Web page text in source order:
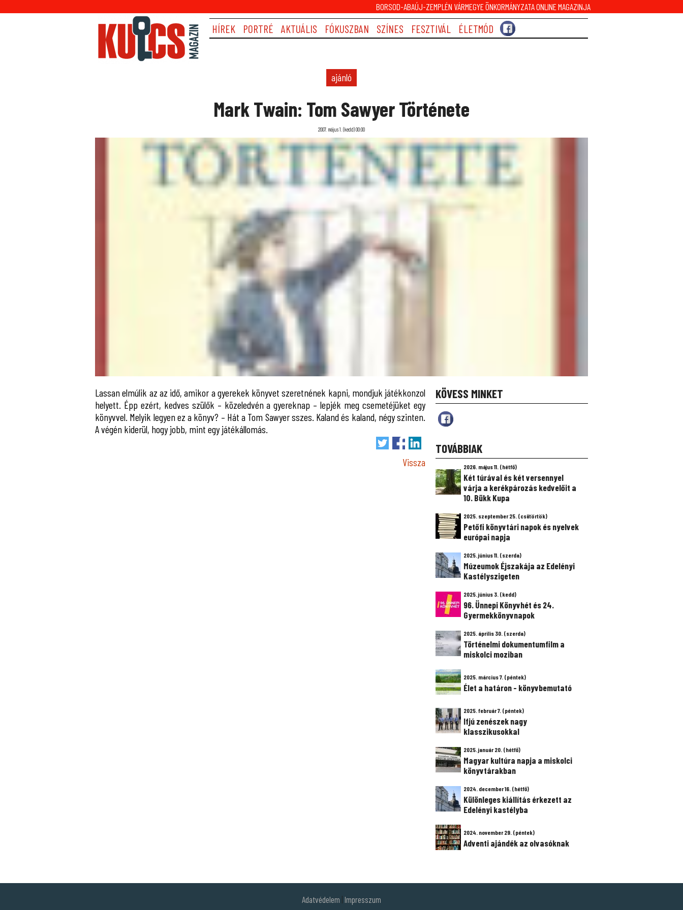
BORSOD-ABAÚJ-ZEMPLÉN VÁRMEGYE ÖNKORMÁNYZATA ONLINE MAGAZINJA
HÍREK PORTRÉ AKTUÁLIS FÓKUSZBAN SZÍNES FESZTIVÁL ÉLETMÓD
ajánló
Mark Twain: Tom Sawyer Története
2007. május 1. (kedd) 00:00
Lassan elmúlik az az idő, amikor a gyerekek könyvet szeretnének kapni, mondjuk játékkonzol
helyett. Épp ezért, kedves szülők – közeledvén a gyereknap – lepjék meg csemetéjüket egy
könyvvel. Melyik legyen ez a könyv? – Hát a Tom Sawyer sszes. Kaland és kaland, négy szinten.
A végén kiderül, hogy jobb, mint egy játékállomás.
Vissza
KÖVESS MINKET
TOVÁBBIAK
2026. május 11. (hétfő)
Két túrával és két versennyel
várja a kerékpározás kedvelőit a
10. Bükk Kupa
2025. szeptember 25. (csütörtök)
Petőfi könyvtári napok és nyelvek
európai napja
2025. június 11. (szerda)
Múzeumok Éjszakája az Edelényi
Kastélyszigeten
2025. június 3. (kedd)
96. Ünnepi Könyvhét és 24.
Gyermekkönyvnapok
2025. április 30. (szerda)
Történelmi dokumentumfilm a
miskolci moziban
2025. március 7. (péntek)
Élet a határon - könyvbemutató
2025. február 7. (péntek)
Ifjú zenészek nagy
klasszikusokkal
2025. január 20. (hétfő)
Magyar kultúra napja a miskolci
könyvtárakban
2024. december 16. (hétfő)
Különleges kiállítás érkezett az
Edelényi kastélyba
2024. november 29. (péntek)
Adventi ajándék az olvasóknak
Adatvédelem Impresszum